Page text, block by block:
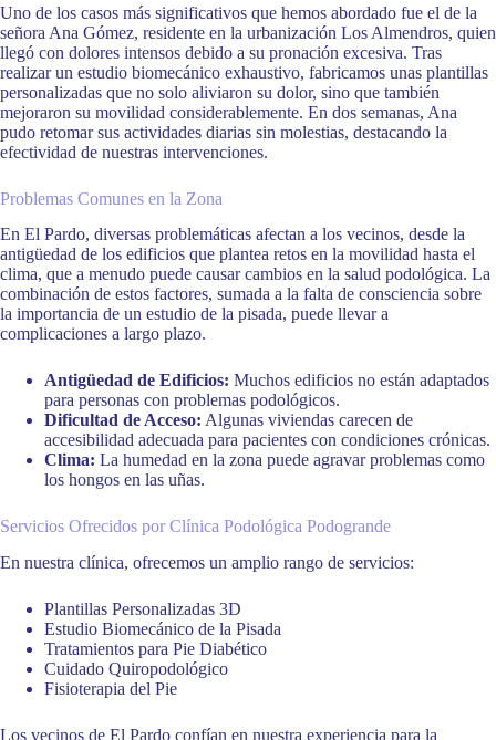
Uno de los casos más significativos que hemos abordado fue el de la
señora Ana Gómez, residente en la urbanización Los Almendros, quien
llegó con dolores intensos debido a su pronación excesiva. Tras
realizar un estudio biomecánico exhaustivo, fabricamos unas plantillas
personalizadas que no solo aliviaron su dolor, sino que también
mejoraron su movilidad considerablemente. En dos semanas, Ana
pudo retomar sus actividades diarias sin molestias, destacando la
efectividad de nuestras intervenciones.
Problemas Comunes en la Zona
En El Pardo, diversas problemáticas afectan a los vecinos, desde la
antigüedad de los edificios que plantea retos en la movilidad hasta el
clima, que a menudo puede causar cambios en la salud podológica. La
combinación de estos factores, sumada a la falta de consciencia sobre
la importancia de un estudio de la pisada, puede llevar a
complicaciones a largo plazo.
Antigüedad de Edificios: Muchos edificios no están adaptados
para personas con problemas podológicos.
Dificultad de Acceso: Algunas viviendas carecen de
accesibilidad adecuada para pacientes con condiciones crónicas.
Clima: La humedad en la zona puede agravar problemas como
los hongos en las uñas.
Servicios Ofrecidos por Clínica Podológica Podogrande
En nuestra clínica, ofrecemos un amplio rango de servicios:
Plantillas Personalizadas 3D
Estudio Biomecánico de la Pisada
Tratamientos para Pie Diabético
Cuidado Quiropodológico
Fisioterapia del Pie
Los vecinos de El Pardo confían en nuestra experiencia para la